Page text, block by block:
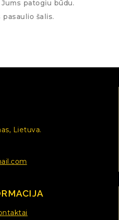
patogiu būdu.
šalis.
Lietuva.